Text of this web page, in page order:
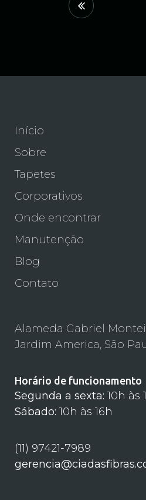
Início
Sobre
Tapetes
Corporativos
Onde encontrar
Manutenção
Blog
Contato
Alameda Gabriel
Jardim America, São
Horário de funcionamento
Segunda a sexta: 10h às
Sábado: 10h às 16h
(11) 97421-7989